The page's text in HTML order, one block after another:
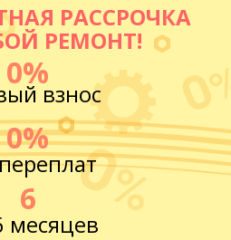
РАССРОЧКА
РЕМОНТ!
0%
взнос
0%
6
месяцев